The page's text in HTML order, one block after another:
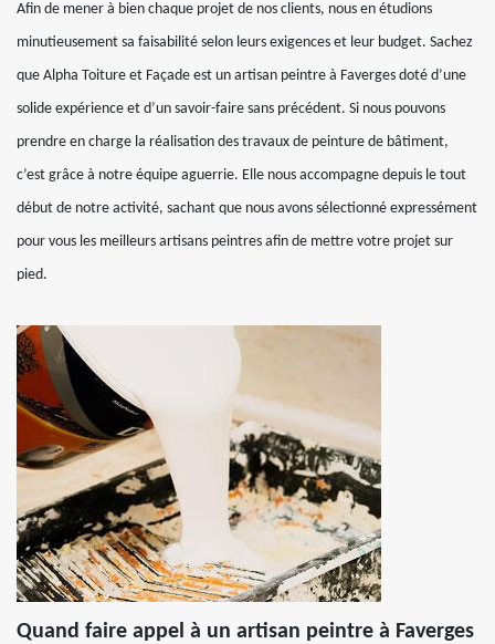
Afin de mener à bien chaque projet de nos clients, nous en étudions
minutieusement sa faisabilité selon leurs exigences et leur budget. Sachez
que Alpha Toiture et Façade est un artisan peintre à Faverges doté d’une
solide expérience et d’un savoir-faire sans précédent. Si nous pouvons
prendre en charge la réalisation des travaux de peinture de bâtiment,
c’est grâce à notre équipe aguerrie. Elle nous accompagne depuis le tout
début de notre activité, sachant que nous avons sélectionné expressément
pour vous les meilleurs artisans peintres afin de mettre votre projet sur
pied.
Quand faire appel à un artisan peintre à Faverges